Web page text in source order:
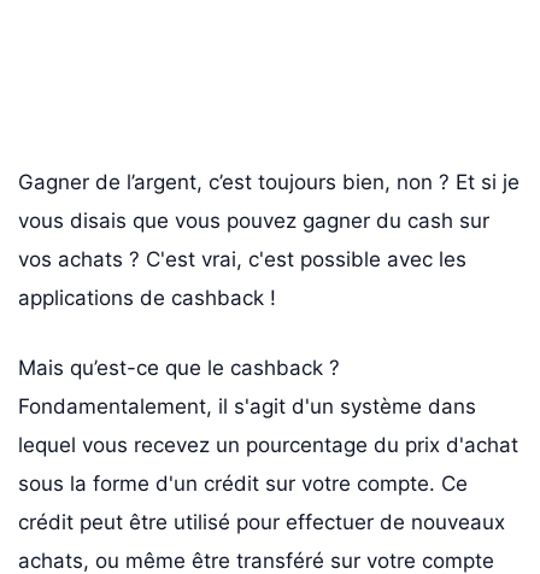
Gagner de l’argent, c’est toujours bien, non ? Et si je
vous disais que vous pouvez gagner du cash sur
vos achats ? C'est vrai, c'est possible avec les
applications de cashback !
Mais qu’est-ce que le cashback ?
Fondamentalement, il s'agit d'un système dans
lequel vous recevez un pourcentage du prix d'achat
sous la forme d'un crédit sur votre compte. Ce
crédit peut être utilisé pour effectuer de nouveaux
achats, ou même être transféré sur votre compte